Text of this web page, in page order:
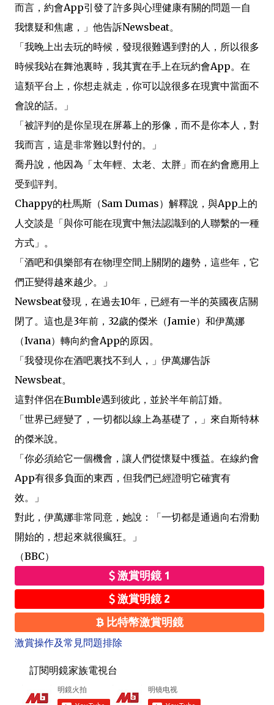
而言，約會App引發了許多與心理健康有關的問題—自
我懷疑和焦慮，」他告訴Newsbeat。
「我晚上出去玩的時候，發現很難遇到對的人，所以很多
時候我站在舞池裏時，我其實在手上在玩約會App。在
這類平台上，你想走就走，你可以說很多在現實中當面不
會說的話。」
「被評判的是你呈現在屏幕上的形像，而不是你本人，對
我而言，這是非常難以對付的。」
喬丹說，他因為「太年輕、太老、太胖」而在約會應用上
受到評判。
Chappy的杜馬斯（Sam Dumas）解釋說，與App上的
人交談是「與你可能在現實中無法認識到的人聯繫的一種
方式」。
「酒吧和俱樂部有在物理空間上關閉的趨勢，這些年，它
們正變得越來越少。」
Newsbeat發現，在過去10年，已經有一半的英國夜店關
閉了。這也是3年前，32歲的傑米（Jamie）和伊萬娜
（Ivana）轉向約會App的原因。
「我發現你在酒吧裏找不到人，」伊萬娜告訴
Newsbeat。
這對伴侶在Bumble遇到彼此，並於半年前訂婚。
「世界已經變了，一切都以線上為基礎了，」來自斯特林
的傑米說。
「你必須給它一個機會，讓人們從懷疑中獲益。在線約會
App有很多負面的東西，但我們已經證明它確實有
效。」
對此，伊萬娜非常同意，她說：「一切都是通過向右滑動
開始的，想起來就很瘋狂。」
（BBC）
激賞明鏡 1
激賞明鏡 2
比特幣激賞明鏡
激賞操作及常見問題排除
訂閱明鏡家族電視台